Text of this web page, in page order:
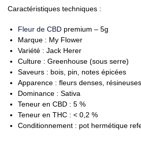
Caractéristiques techniques :
Fleur de CBD premium – 5g
Marque : My Flower
Variété : Jack Herer
Culture : Greenhouse (sous serre)
Saveurs : bois, pin, notes épicées
Apparence : fleurs denses, résineuses
Dominance : Sativa
Teneur en CBD : 5 %
Teneur en THC : < 0,2 %
Conditionnement : pot hermétique